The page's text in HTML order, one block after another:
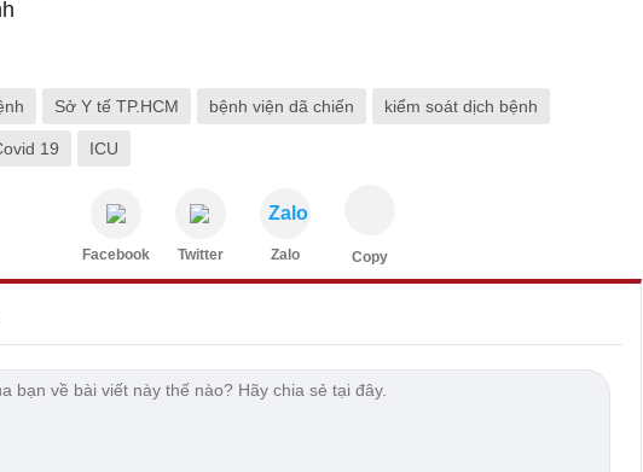
Sở Y tế TP.HCM bệnh viện dã chiến kiểm soát dịch bệnh
19 ICU
Facebook Twitter
Zalo
Zalo Copy